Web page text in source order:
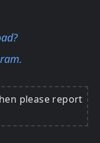
please report